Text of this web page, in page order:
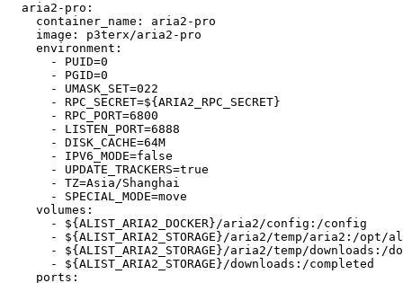
  aria2-pro:
    container_name: aria2-pro
    image: p3terx/aria2-pro
    environment:
      - PUID=0
      - PGID=0
      - UMASK_SET=022
      - RPC_SECRET=${ARIA2_RPC_SECRET}
      - RPC_PORT=6800
      - LISTEN_PORT=6888
      - DISK_CACHE=64M
      - IPV6_MODE=false
      - UPDATE_TRACKERS=true
      - TZ=Asia/Shanghai
      - SPECIAL_MODE=move
    volumes:
      - ${ALIST_ARIA2_DOCKER}/aria2/config:/config
- ${ALIST_ARIA2_STORAGE}/aria2/temp/aria2:/opt/
- ${ALIST_ARIA2_STORAGE}/aria2/temp/downloads:/
      - ${ALIST_ARIA2_STORAGE}/downloads:/completed
    ports: